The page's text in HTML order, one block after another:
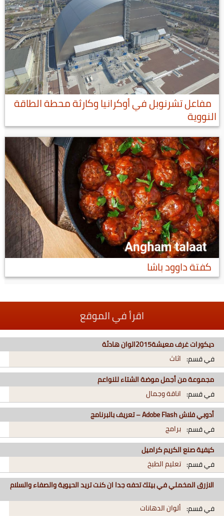
مفاعل تشرنوبل في أوكرانيا وكارثة محطة الطاقة
النووية
كفتة داوود باشا
اقرأ في الموقع
ديكورات غرف معيشة2015الوان هادئة
في قسم: اثاث
مجموعة من أجمل موضة الشتاء للنواعم
في قسم: اناقة وجمال
أدوبي فلاش Adobe Flash – تعريف بالبرنامج
في قسم: برامج
كيفية صنع الكريم كراميل
في قسم: تعليم الطبخ
الازرق المخملي في بيتك تحفه جدا ان كنت تريد الحيوية والصفاء والسلام
في قسم: ألوان الدهانات